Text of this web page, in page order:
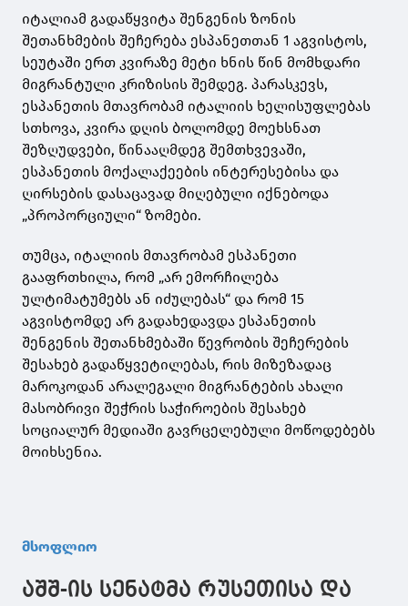
იტალიამ გადაწყვიტა შენგენის ზონის
შეთანხმების შეჩერება ესპანეთთან 1 აგვისტოს,
სეუტაში ერთ კვირაზე მეტი ხნის წინ მომხდარი
მიგრანტული კრიზისის შემდეგ. პარასკევს,
ესპანეთის მთავრობამ იტალიის ხელისუფლებას
სთხოვა, კვირა დღის ბოლომდე მოეხსნათ
შეზღუდვები, წინააღმდეგ შემთხვევაში,
ესპანეთის მოქალაქეების ინტერესებისა და
ღირსების დასაცავად მიღებული იქნებოდა
„პროპორციული“ ზომები.
თუმცა, იტალიის მთავრობამ ესპანეთი
გააფრთხილა, რომ „არ ემორჩილება
ულტიმატუმებს ან იძულებას“ და რომ 15
აგვისტომდე არ გადახედავდა ესპანეთის
შენგენის შეთანხმებაში წევრობის შეჩერების
შესახებ გადაწყვეტილებას, რის მიზეზადაც
მაროკოდან არალეგალი მიგრანტების ახალი
მასობრივი შეჭრის საჭიროების შესახებ
სოციალურ მედიაში გავრცელებული მოწოდებებს
მოიხსენია.
მსოფლიო
აშშ-ის სენატმა რუსეთისა და